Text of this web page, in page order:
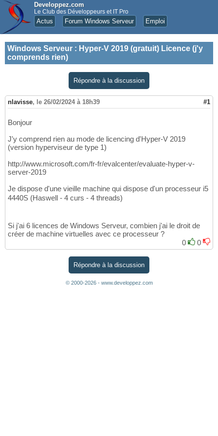
Developpez.com
Le Club des Développeurs et IT Pro
Actus Forum Windows Serveur Emploi
Windows Serveur : Hyper-V 2019 (gratuit) Licence (j'y
comprends rien)
Répondre à la discussion
nlavisse, le 26/02/2024 à 18h39 #1
Bonjour
J'y comprend rien au mode de licencing d'Hyper-V 2019
(version hyperviseur de type 1)
http://www.microsoft.com/fr-fr/evalcenter/evaluate-hyper-v-
server-2019
Je dispose d'une vieille machine qui dispose d'un processeur i5
4440S (Haswell - 4 curs - 4 threads)
Si j'ai 6 licences de Windows Serveur, combien j'ai le droit de
créer de machine virtuelles avec ce processeur ?
0
0
Répondre à la discussion
© 2000-2026 - www.developpez.com